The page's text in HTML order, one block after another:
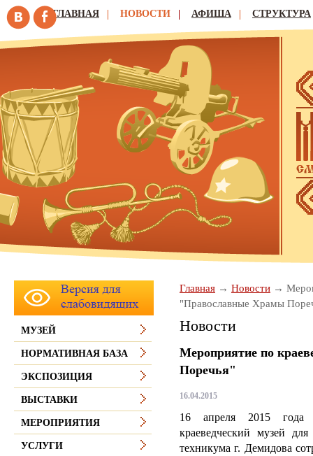
ГЛАВНАЯ НОВОСТИ АФИША СТРУКТУРА
Главная Новости
"Православные Храмы
Новости
Мероприятие по
Поречья"
16.04.2015
16 апреля 2015
краеведческий музей для
техникума г. Демидова
МУЗЕЙ
НОРМАТИВНАЯ БАЗА
ЭКСПОЗИЦИЯ
ВЫСТАВКИ
МЕРОПРИЯТИЯ
УСЛУГИ